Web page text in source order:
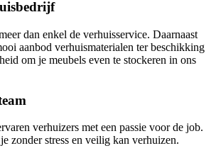
dan enkel de verhuisservice. Daarnaast
aanbod verhuismaterialen ter beschikking
om je meubels even te stockeren in ons
verhuizers met een passie voor de job.
zonder stress en veilig kan verhuizen.